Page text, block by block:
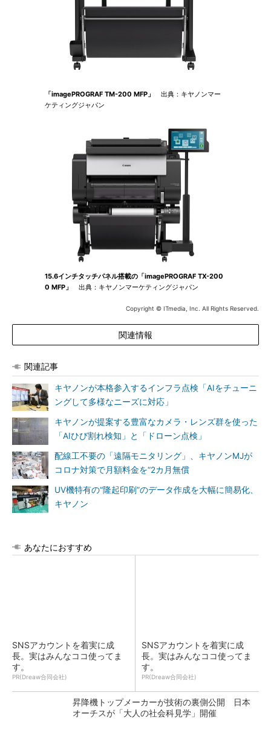
「imagePROGRAF TM-200 MFP」
出典：キヤノンマー
ケティングジャパン
15.6インチタッチパネル搭載の「imagePROGRAF TX-200
0 MFP」
出典：キヤノンマーケティングジャパン
Copyright © ITmedia, Inc. All Rights Reserved.
関連情報
関連記事
キヤノンが本格参入するインフラ点検「AIをチューニ
ングして多様なニーズに対応」
キヤノンが提案する豊富なカメラ・レンズ群を使った
「AIひび割れ検知」と「ドローン点検」
配線工不要の「遠隔モニタリング」、キヤノンMJが
コロナ対策で月額料金を“2カ月無償
UV機特有の“隆起印刷”のデータ作成を大幅に簡易化、
キヤノン
あなたにおすすめ
SNSアカウントを着実に成
長。実はみんなココ使ってま
す。
PR(Dreaw合同会社)
SNSアカウントを着実に成
長。実はみんなココ使ってま
す。
PR(Dreaw合同会社)
昇降機トップメーカーが技術の裏側公開 日本
オーチスが「大人の社会科見学」開催